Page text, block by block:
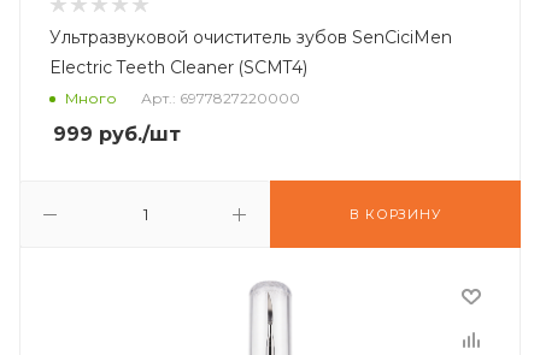
Ультразвуковой очиститель зубов SenCiciMen
Electric Teeth Cleaner (SCMT4)
Много Арт.: 6977827220000
999 руб./шт
В КОРЗИНУ